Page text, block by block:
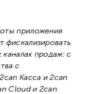
приложения
фискализировать
продаж: с
с
Касса и 2can
Cloud и 2can